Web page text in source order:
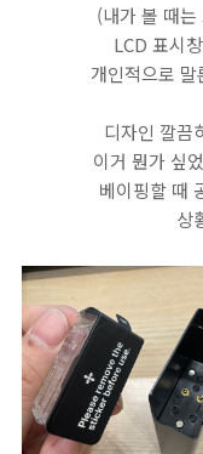
(내가 볼 때
LCD 표시
개인적으로
디자인 깔끔
이거 뭔가 싶
베이핑할 때
상